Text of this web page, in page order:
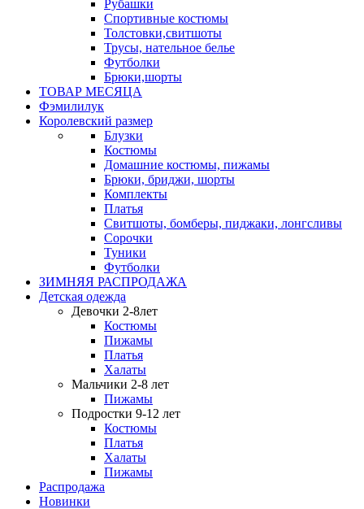
Рубашки
Спортивные костюмы
Толстовки,свитшоты
Трусы, нательное белье
Футболки
Брюки,шорты
ТОВАР МЕСЯЦА
Фэмилилук
Королевский размер
Блузки
Костюмы
Домашние костюмы, пижамы
Брюки, бриджи, шорты
Комплекты
Платья
Свитшоты, бомберы, пиджаки, лонгсливы
Сорочки
Туники
Футболки
ЗИМНЯЯ РАСПРОДАЖА
Детская одежда
Девочки 2-8лет
Костюмы
Пижамы
Платья
Халаты
Мальчики 2-8 лет
Пижамы
Подростки 9-12 лет
Костюмы
Платья
Халаты
Пижамы
Распродажа
Новинки